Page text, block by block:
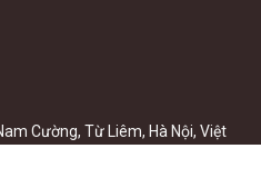
Cường, Từ Liêm, Hà Nội, Việt